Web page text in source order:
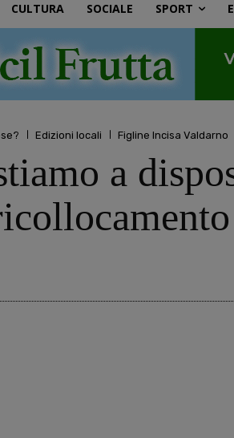
CULTURA SOCIALE SPORT
Edizioni locali Figline Incisa Valdarno
a